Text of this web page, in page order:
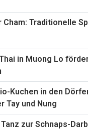
Traditionelle
in Muong Lo
Kuchen in den
Tay und Nung
zur Schnaps-